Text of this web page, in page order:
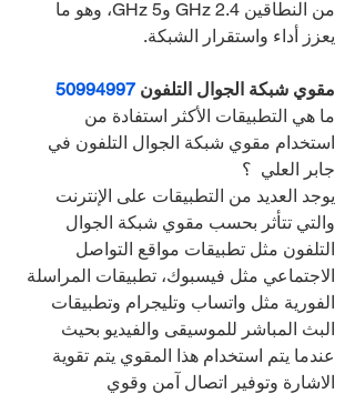
من النطاقين 2.4 GHz و5 GHz، وهو ما
يعزز أداء واستقرار الشبكة.
مقوي شبكة الجوال التلفون 50994997
ما هي التطبيقات الأكثر استفادة من
استخدام مقوي شبكة الجوال التلفون في
جابر العلي  ؟
يوجد العديد من التطبيقات على الإنترنت
والتي تتأثر بحسب مقوي شبكة الجوال
التلفون مثل تطبيقات مواقع التواصل
الاجتماعي مثل فيسبوك، تطبيقات المراسلة
الفورية مثل واتساب وتليجرام وتطبيقات
البث المباشر للموسيقى والفيديو بحيث
عندما يتم استخدام هذا المقوي يتم تقوية
الاشارة وتوفير اتصال آمن وقوي